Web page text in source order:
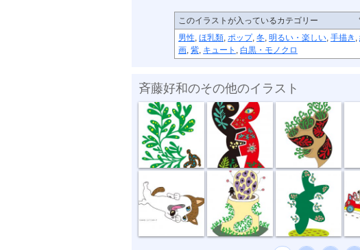
このイラストが入っているカテゴリー
男性, ほ乳類, ポップ, 冬, 明るい・楽しい, 手描き ,
画, 紫, キュート , 白黒・モノクロ
斉藤好和のその他のイラスト
植物のチカラ 組み合わせ 植木鉢
どう、このポ... おいしい匂い 新しい種 坂